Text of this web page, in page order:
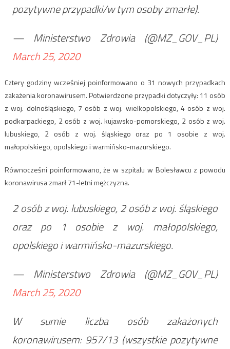
pozytywne przypadki/w tym osoby zmarłe).
— Ministerstwo Zdrowia (@MZ_GOV_PL)
March 25, 2020
Cztery godziny wcześniej poinformowano o 31 nowych przypadkach
zakażenia koronawirusem. Potwierdzone przypadki dotyczyły: 11 osób
z woj. dolnośląskiego, 7 osób z woj. wielkopolskiego, 4 osób z woj.
podkarpackiego, 2 osób z woj. kujawsko-pomorskiego, 2 osób z woj.
lubuskiego, 2 osób z woj. śląskiego oraz po 1 osobie z woj.
małopolskiego, opolskiego i warmińsko-mazurskiego.
Równocześni poinformowano, że w szpitalu w Bolesławcu z powodu
koronawirusa zmarł 71-letni mężczyzna.
2 osób z woj. lubuskiego, 2 osób z woj. śląskiego
oraz po 1 osobie z woj. małopolskiego,
opolskiego i warmińsko-mazurskiego.
— Ministerstwo Zdrowia (@MZ_GOV_PL)
March 25, 2020
W sumie liczba osób zakażonych
koronawirusem: 957/13 (wszystkie pozytywne